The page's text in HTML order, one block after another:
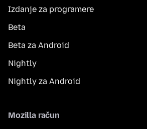
Izdanje za programere
Beta
Beta za Android
Nightly
Nightly za Android
Mozilla račun